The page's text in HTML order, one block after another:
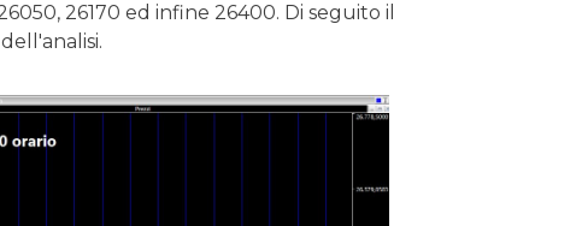
26170 ed infine 26400. Di seguito il